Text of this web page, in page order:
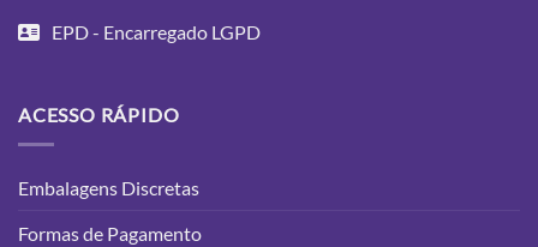
EPD - Encarregado LGPD
ACESSO RÁPIDO
Embalagens Discretas
Formas de Pagamento